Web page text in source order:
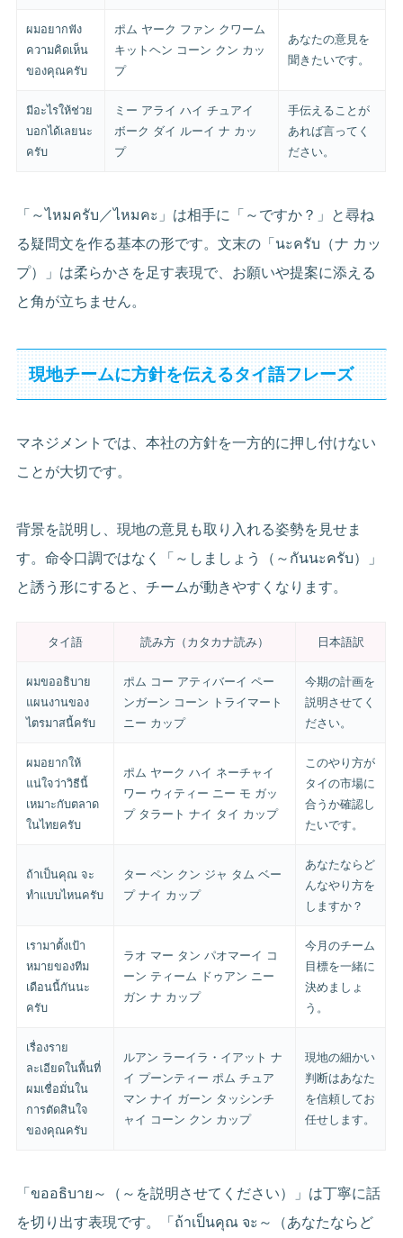
ผมอยากฟัง
ความคิดเห็น
ของคุณครับ
ポム ヤーク ファン クワーム
キットヘン コーン クン カッ
プ
あなたの意見を
聞きたいです。
มีอะไรให้ช่วย
บอกได้เลยนะ
ครับ
ミー アライ ハイ チュアイ
ボーク ダイ ルーイ ナ カッ
プ
手伝えることが
あれば言ってく
ださい。
「～ไหมครับ／ไหมคะ」は相手に「～ですか？」と尋ね
る疑問文を作る基本の形です。文末の「นะครับ（ナ カッ
プ）」は柔らかさを足す表現で、お願いや提案に添える
と角が立ちません。
現地チームに方針を伝えるタイ語フレーズ
マネジメントでは、本社の方針を一方的に押し付けない
ことが大切です。
背景を説明し、現地の意見も取り入れる姿勢を見せま
す。命令口調ではなく「～しましょう（～กันนะครับ）」
と誘う形にすると、チームが動きやすくなります。
タイ語 読み方（カタカナ読み） 日本語訳
ผมขออธิบาย
แผนงานของ
ไตรมาสนี้ครับ
ポム コー アティバーイ ペー
ンガーン コーン トライマート
ニー カップ
今期の計画を
説明させてく
ださい。
ผมอยากให้
แน่ใจว่าวิธีนี้
เหมาะกับตลาด
ในไทยครับ
ポム ヤーク ハイ ネーチャイ
ワー ウィティー ニー モ ガッ
プ タラート ナイ タイ カップ
このやり方が
タイの市場に
合うか確認し
たいです。
ถ้าเป็นคุณ จะ
ทำแบบไหนครับ
ター ペン クン ジャ タム ベー
プ ナイ カップ
あなたならど
んなやり方を
しますか？
เรามาตั้งเป้า
หมายของทีม
เดือนนี้กันนะ
ครับ
ラオ マー タン パオマーイ コ
ーン ティーム ドゥアン ニー
ガン ナ カップ
今月のチーム
目標を一緒に
決めましょ
う。
เรื่องราย
ละเอียดในพื้นที่
ผมเชื่อมั่นใน
การตัดสินใจ
ของคุณครับ
ルアン ラーイラ・イアット ナ
イ プーンティー ポム チュア
マン ナイ ガーン タッシンチ
ャイ コーン クン カップ
現地の細かい
判断はあなた
を信頼してお
任せします。
「ขออธิบาย～（～を説明させてください）」は丁寧に話
を切り出す表現です。「ถ้าเป็นคุณ จะ～（あなたならど